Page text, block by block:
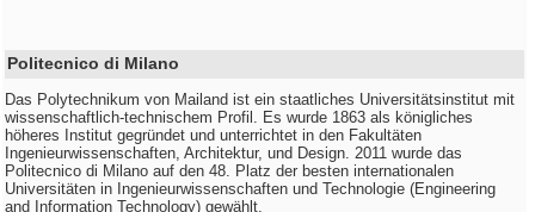
Politecnico di Milano
Das Polytechnikum von Mailand ist ein staatliches Universitätsinstitut mit
wissenschaftlich-technischem Profil. Es wurde 1863 als königliches
höheres Institut gegründet und unterrichtet in den Fakultäten
Ingenieurwissenschaften, Architektur, und Design. 2011 wurde das
Politecnico di Milano auf den 48. Platz der besten internationalen
Universitäten in Ingenieurwissenschaften und Technologie (Engineering
and Information Technology) gewählt.